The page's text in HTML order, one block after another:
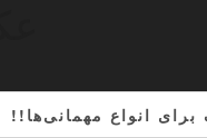
انواع مهمانی‌ها!!